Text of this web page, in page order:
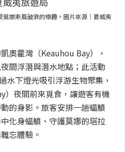
娜乘風破浪的樂趣。圖片來源｜夏威夷
奧霍灣（Keauhou Bay），
間浮潛與潛水地點；此活動
水下燈光吸引浮游生物聚集，
）夜間前來覓食，讓遊客有機
的身影。旅客安排一趟蝠鱝
化身蝠鱝、守護莫娜的塔拉
忘體驗。